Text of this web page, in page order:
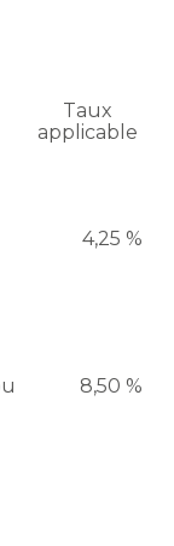
Taux
applicable
4,25 %
8,50 %